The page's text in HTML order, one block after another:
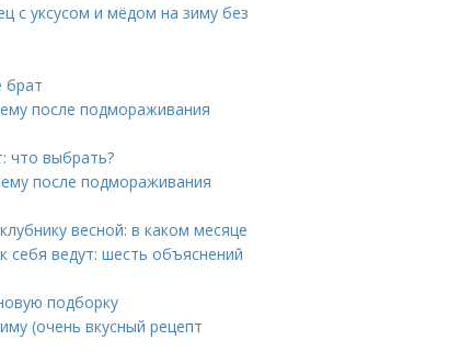
с уксусом и мёдом на зиму без
брат
после подмораживания
что выбрать?
после подмораживания
весной: в каком месяце
себя ведут: шесть объяснений
подборку
(очень вкусный рецепт